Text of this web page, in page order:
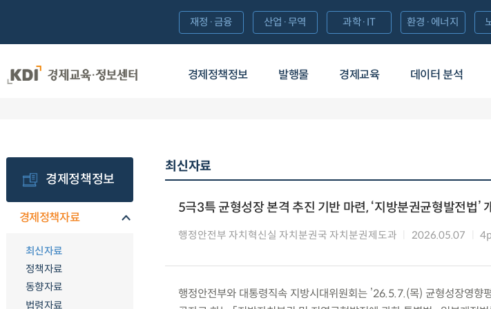
경제정책정보 발행물 경제교육 데이터 분석
재정·금융 산업·무역 과학·IT 환경·에너지
경제정책정보
경제정책자료
최신자료
정책자료
동향자료
법령자료
최신자료
5극3특 균형성장 본격 추진 기반 마련, ‘지방분권균형발전법’
행정안전부 자치혁신실 자치분권국 자치분권제도과 2026.05.07
행정안전부와 대통령직속 지방시대위원회는 ’26.5.7.(목) 균형성장영향